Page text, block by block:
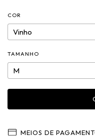
COR
TAMANHO
MEIOS DE